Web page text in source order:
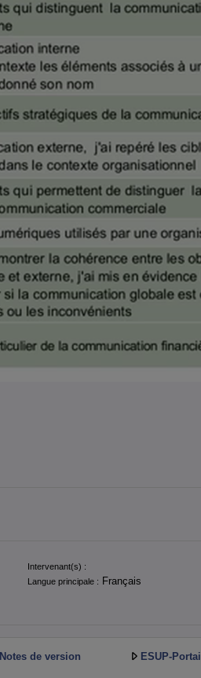
Intervenant(s) :
Langue principale : Français
Notes de version ESUP-Portail